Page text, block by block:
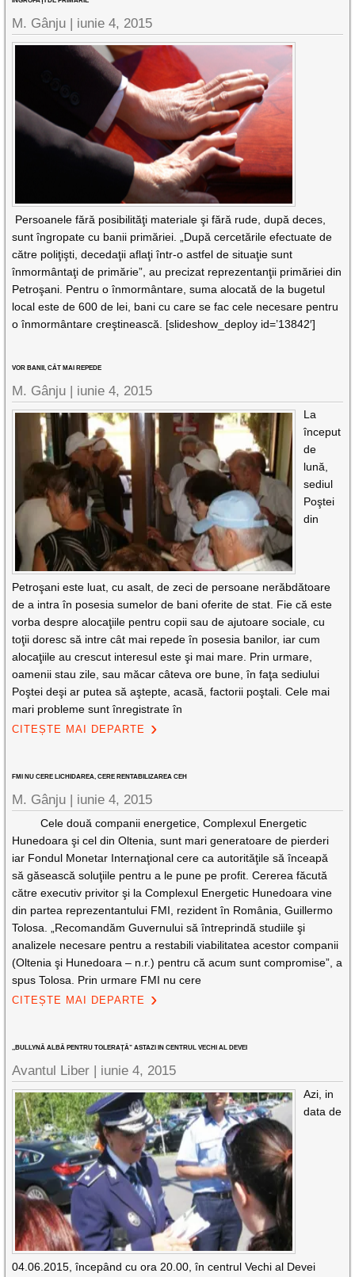
M. Gânju | iunie 4, 2015
Persoanele fără posibilităţi materiale şi fără rude, după deces,
sunt îngropate cu banii primăriei. „După cercetările efectuate de
către poliţişti, decedaţii aflaţi într-o astfel de situaţie sunt
înmormântaţi de primărie”, au precizat reprezentanţii primăriei din
Petroşani. Pentru o înmormântare, suma alocată de la bugetul
local este de 600 de lei, bani cu care se fac cele necesare pentru
o înmormântare creştinească. [slideshow_deploy id=’13842′]
VOR BANII, CÂT MAI REPEDE
M. Gânju | iunie 4, 2015
La
început
de
lună,
sediul
Poştei
din
Petroşani este luat, cu asalt, de zeci de persoane nerăbdătoare
de a intra în posesia sumelor de bani oferite de stat. Fie că este
vorba despre alocaţiile pentru copii sau de ajutoare sociale, cu
toţii doresc să intre cât mai repede în posesia banilor, iar cum
alocaţiile au crescut interesul este şi mai mare. Prin urmare,
oamenii stau zile, sau măcar câteva ore bune, în faţa sediului
Poştei deşi ar putea să aştepte, acasă, factorii poştali. Cele mai
mari probleme sunt înregistrate în
CITEȘTE MAI DEPARTE
FMI NU CERE LICHIDAREA, CERE RENTABILIZAREA CEH
M. Gânju | iunie 4, 2015
Cele două companii energetice, Complexul Energetic
Hunedoara şi cel din Oltenia, sunt mari generatoare de pierderi
iar Fondul Monetar Internaţional cere ca autorităţile să înceapă
să găsească soluţiile pentru a le pune pe profit. Cererea făcută
către executiv privitor şi la Complexul Energetic Hunedoara vine
din partea reprezentantului FMI, rezident în România, Guillermo
Tolosa. „Recomandăm Guvernului să întreprindă studiile şi
analizele necesare pentru a restabili viabilitatea acestor companii
(Oltenia şi Hunedoara – n.r.) pentru că acum sunt compromise”, a
spus Tolosa. Prin urmare FMI nu cere
CITEȘTE MAI DEPARTE
,,BULLYNĂ ALBĂ PENTRU TOLERAŢĂ” ASTAZI IN CENTRUL VECHI AL DEVEI
Avantul Liber | iunie 4, 2015
Azi, in
data de
04.06.2015, începând cu ora 20.00, în centrul Vechi al Devei